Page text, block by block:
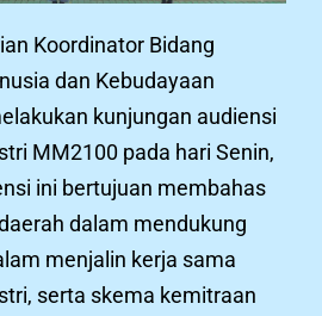
Koordinator Bidang
dan Kebudayaan
kunjungan audiensi
MM2100 pada hari Senin,
ini bertujuan membahas
dalam mendukung
menjalin kerja sama
serta skema kemitraan